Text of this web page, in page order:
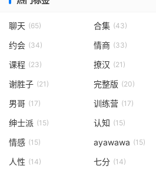
聊天 (65) 合集 (43)
约会 (34) 情商 (33)
课程 (23) 撩汉 (21)
谢胜子 (21) 完整版 (20)
男哥 (17) 训练营 (17)
绅士派 (15) 认知 (15)
情感 (15) ayawawa (15)
人性 (14) 七分 (14)